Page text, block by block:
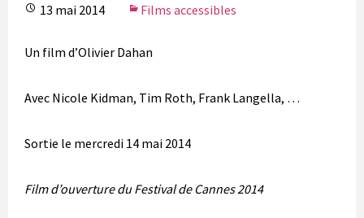
13 mai 2014 Films accessibles
Un film d’Olivier Dahan
Avec Nicole Kidman, Tim Roth, Frank Langella, …
Sortie le mercredi 14 mai 2014
Film d’ouverture du Festival de Cannes 2014